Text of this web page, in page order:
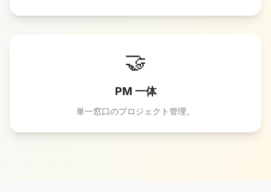
🤝
PM 一体
単一窓口のプロジェクト管理。